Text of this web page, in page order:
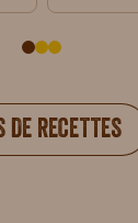
DE RECETTES